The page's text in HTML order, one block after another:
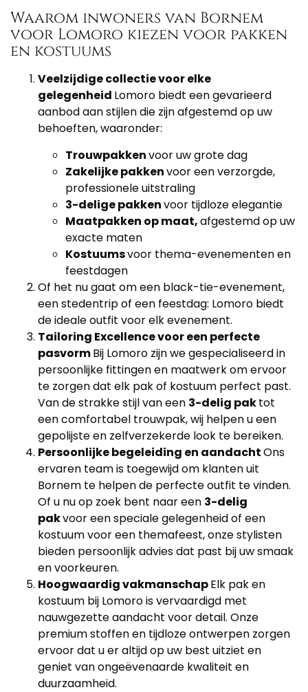
Waarom inwoners van Bornem
voor Lomoro kiezen voor pakken
en kostuums
Veelzijdige collectie voor elke
gelegenheid Lomoro biedt een gevarieerd
aanbod aan stijlen die zijn afgestemd op uw
behoeften, waaronder:
Trouwpakkenvoor uw grote dag
Zakelijke pakkenvoor een verzorgde,
professionele uitstraling
3-delige pakkenvoor tijdloze elegantie
Maatpakken op maat,afgestemd op uw
exacte maten
Kostuumsvoor thema-evenementen en
feestdagen
Of het nu gaat om een ​​black-tie-evenement,
een stedentrip of een feestdag: Lomoro biedt
de ideale outfit voor elk evenement.
Tailoring Excellence voor een perfecte
pasvormBij Lomoro zijn we gespecialiseerd in
persoonlijke fittingen en maatwerk om ervoor
te zorgen dat elk pak of kostuum perfect past.
Van de strakke stijl van een 3-delig paktot
een comfortabel trouwpak, wij helpen u een
gepolijste en zelfverzekerde look te bereiken.
Persoonlijke begeleiding en aandachtOns
ervaren team is toegewijd om klanten uit
Bornem te helpen de perfecte outfit te vinden.
Of u nu op zoek bent naar een 3-delig
pakvoor een speciale gelegenheid of een
kostuum voor een themafeest, onze stylisten
bieden persoonlijk advies dat past bij uw smaak
en voorkeuren.
Hoogwaardig vakmanschapElk pak en
kostuum bij Lomoro is vervaardigd met
nauwgezette aandacht voor detail. Onze
premium stoffen en tijdloze ontwerpen zorgen
ervoor dat u er altijd op uw best uitziet en
geniet van ongeëvenaarde kwaliteit en
duurzaamheid.